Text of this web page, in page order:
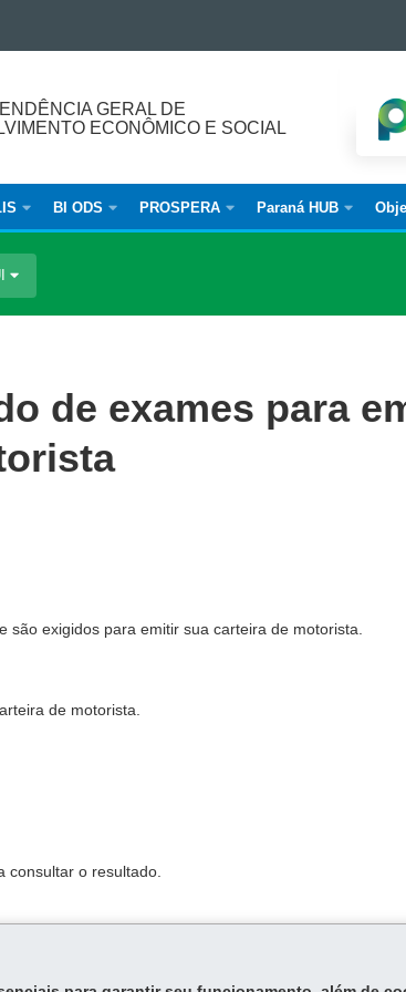
GERAL DE
ECONÔMICO E SOCIAL
BI ODS PROSPERA Paraná HUB
de exames para
exigidos para emitir sua carteira de motorista.
de motorista.
consultar o resultado.